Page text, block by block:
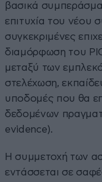
βασικά
επιτυχία του νέου
συγκεκριμένες
διαμόρφωση του
μεταξύ των
στελέχωση,
υποδομές που θα
δεδομένων
evidence).
Η συμμετοχή των
εντάσσεται σε